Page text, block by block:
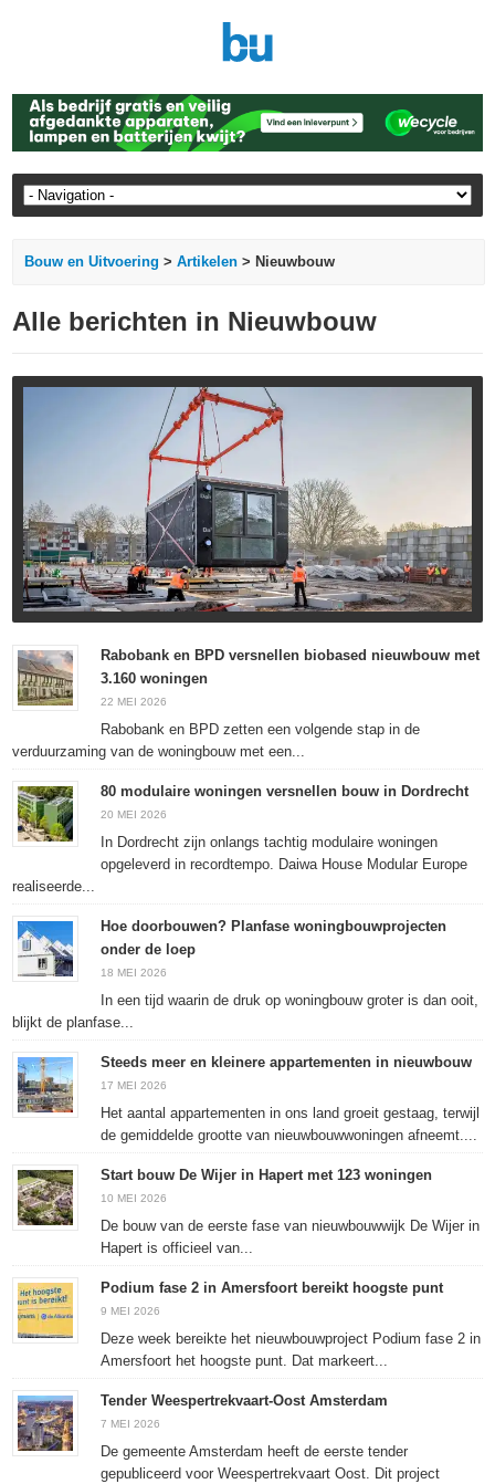
Bouw en Uitvoering >Artikelen > Nieuwbouw
Alle berichten in Nieuwbouw
Rabobank en BPD versnellen biobased nieuwbouw met
3.160 woningen
22 MEI 2026
Rabobank en BPD zetten een volgende stap in de
verduurzaming van de woningbouw met een...
80 modulaire woningen versnellen bouw in Dordrecht
20 MEI 2026
In Dordrecht zijn onlangs tachtig modulaire woningen
opgeleverd in recordtempo. Daiwa House Modular Europe
realiseerde...
Hoe doorbouwen? Planfase woningbouwprojecten
onder de loep
18 MEI 2026
In een tijd waarin de druk op woningbouw groter is dan ooit,
blijkt de planfase...
Steeds meer en kleinere appartementen in nieuwbouw
17 MEI 2026
Het aantal appartementen in ons land groeit gestaag, terwijl
de gemiddelde grootte van nieuwbouwwoningen afneemt....
Start bouw De Wijer in Hapert met 123 woningen
10 MEI 2026
De bouw van de eerste fase van nieuwbouwwijk De Wijer in
Hapert is officieel van...
Podium fase 2 in Amersfoort bereikt hoogste punt
9 MEI 2026
Deze week bereikte het nieuwbouwproject Podium fase 2 in
Amersfoort het hoogste punt. Dat markeert...
Tender Weespertrekvaart-Oost Amsterdam
7 MEI 2026
De gemeente Amsterdam heeft de eerste tender
gepubliceerd voor Weespertrekvaart Oost. Dit project